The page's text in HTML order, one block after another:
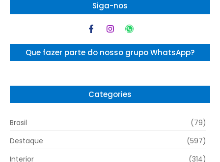
Siga-nos
Que fazer parte do nosso grupo WhatsApp?
Categories
Brasil
(79)
Destaque
(597)
Interior
(314)